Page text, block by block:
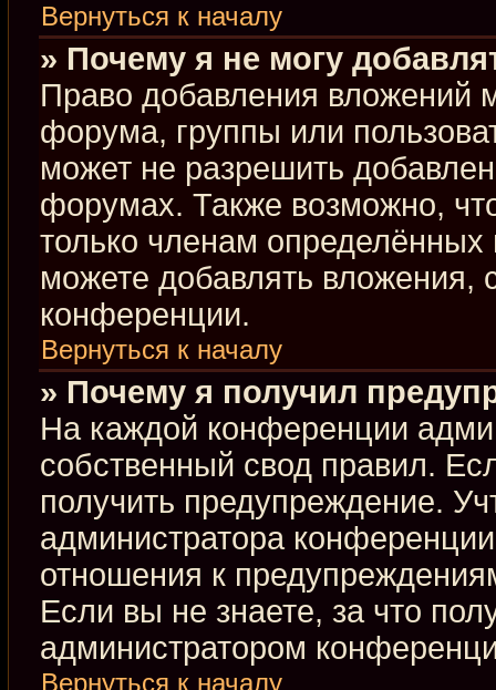
Вернуться к началу
» Почему я не могу
Право добавления вложений
форума, группы или
может не разрешить
форумах. Также возможно,
только членам
можете добавлять вложения,
конференции.
Вернуться к началу
» Почему я получил
На каждой конференции
собственный свод правил.
получить предупреждение.
администратора
отношения к
Если вы не знаете, за что
администратором
Вернуться к началу